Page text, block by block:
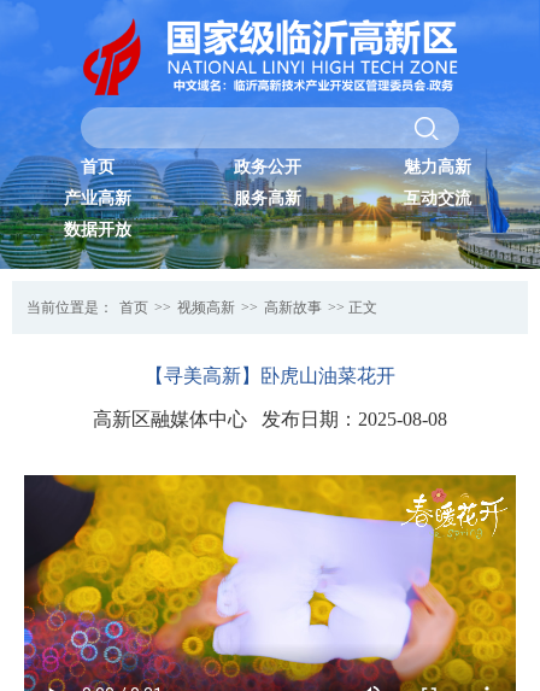
首页 政务公开
魅力高新
产业高新
服务高新
互动交流
数据开放
当前位置是： 首页 >> 视频高新 >> 高新故事 >> 正文
【寻美高新】卧虎山油菜花开
高新区融媒体中心 发布日期：2025-08-08